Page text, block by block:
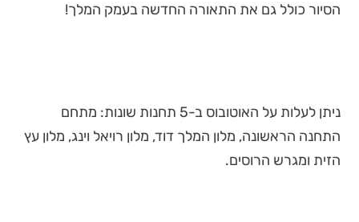
הסיור כולל גם את התאורה החדשה בעמק המלך!
ניתן לעלות על האוטובוס ב-5 תחנות שונות: מתחם
התחנה הראשונה, מלון המלך דוד, מלון רויאל וינג, מלון עץ
הזית ומגרש הרוסים.